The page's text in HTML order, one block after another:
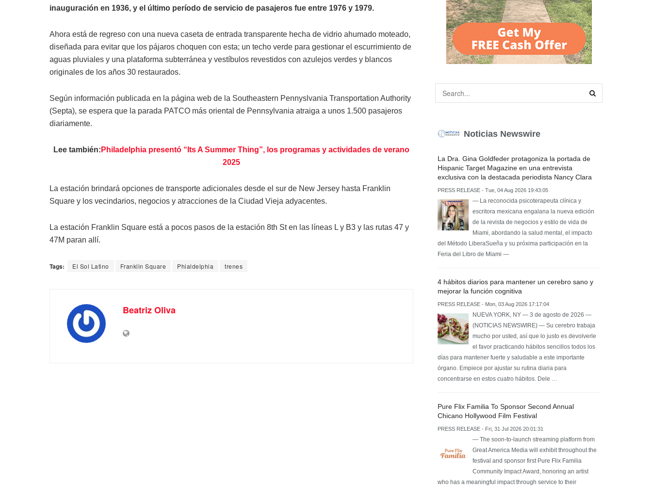
inauguración en 1936, y el último período de servicio de pasajeros fue entre 1976 y 1979.
Ahora está de regreso con una nueva caseta de entrada transparente hecha de vidrio ahumado moteado,
diseñada para evitar que los pájaros choquen con esta; un techo verde para gestionar el escurrimiento de
aguas pluviales y una plataforma subterránea y vestíbulos revestidos con azulejos verdes y blancos
originales de los años 30 restaurados.
Según información publicada en la página web de la Southeastern Pennyslvania Transportation Authority
(Septa), se espera que la parada PATCO más oriental de Pennsylvania atraiga a unos 1.500 pasajeros
diariamente.
Lee también: Philadelphia presentó “Its A Summer Thing”, los programas y actividades de verano
2025
La estación brindará opciones de transporte adicionales desde el sur de New Jersey hasta Franklin
Square y los vecindarios, negocios y atracciones de la Ciudad Vieja adyacentes.
La estación Franklin Square está a pocos pasos de la estación 8th St en las líneas L y B3 y las rutas 47 y
47M paran allí.
Tags: El Sol Latino Franklin Square Phialdelphia trenes
Beatriz Oliva
Noticias Newswire
La Dra. Gina Goldfeder protagoniza la portada de
Hispanic Target Magazine en una entrevista
exclusiva con la destacada periodista Nancy Clara
PRESS RELEASE - Tue, 04 Aug 2026 19:43:05
— La reconocida psicoterapeuta clínica y
escritora mexicana engalana la nueva edición
de la revista de negocios y estilo de vida de
Miami, abordando la salud mental, el impacto
del Método LiberaSueña y su próxima participación en la
Feria del Libro de Miami —
4 hábitos diarios para mantener un cerebro sano y
mejorar la función cognitiva
PRESS RELEASE - Mon, 03 Aug 2026 17:17:04
NUEVA YORK, NY — 3 de agosto de 2026 —
(NOTICIAS NEWSWIRE) — Su cerebro trabaja
mucho por usted, así que lo justo es devolverle
el favor practicando hábitos sencillos todos los
días para mantener fuerte y saludable a este importante
órgano. Empiece por ajustar su rutina diaria para
concentrarse en estos cuatro hábitos. Dele …
Pure Flix Familia To Sponsor Second Annual
Chicano Hollywood Film Festival
PRESS RELEASE - Fri, 31 Jul 2026 20:01:31
— The soon-to-launch streaming platform from
Great America Media will exhibit throughout the
festival and sponsor first Pure Flix Familia
Community Impact Award, honoring an artist
who has a meaningful impact through service to their